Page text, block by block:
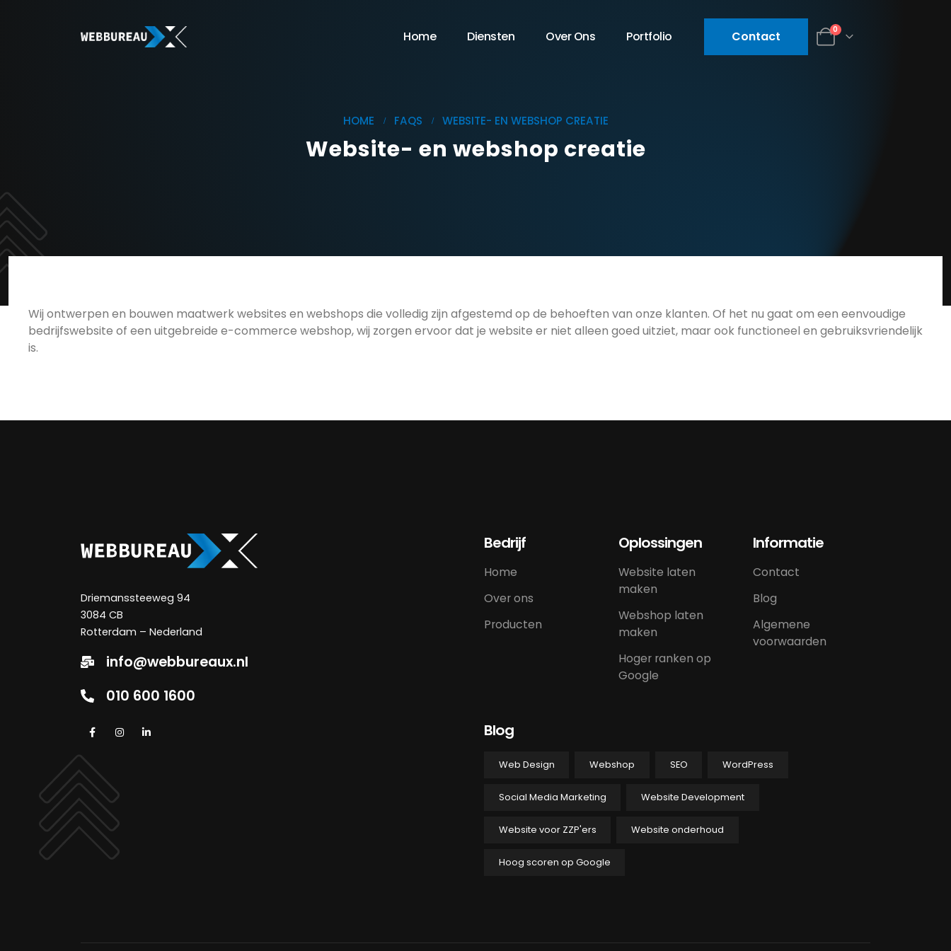
Home Diensten Over Ons Portfolio Contact 0
HOME FAQS WEBSITE- EN WEBSHOP CREATIE
Website- en webshop creatie
Wij ontwerpen en bouwen maatwerk websites en webshops die volledig zijn afgestemd op de behoeften van onze klanten. Of het nu gaat om een eenvoudige
bedrijfswebsite of een uitgebreide e-commerce webshop, wij zorgen ervoor dat je website er niet alleen goed uitziet, maar ook functioneel en gebruiksvriendelijk
is.
Driemanssteeweg 94
3084 CB
Rotterdam – Nederland
info@webbureaux.nl
010 600 1600
Bedrijf
Home
Over ons
Producten
Oplossingen
Website laten
maken
Webshop laten
maken
Hoger ranken op
Google
Informatie
Contact
Blog
Algemene
voorwaarden
Blog
Web Design Webshop SEO WordPress
Social Media Marketing Website Development
Website voor ZZP'ers Website onderhoud
Hoog scoren op Google